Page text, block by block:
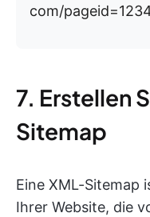
com/
7. Erstellen
Sitemap
Eine XML-Sitemap
Ihrer Website, die